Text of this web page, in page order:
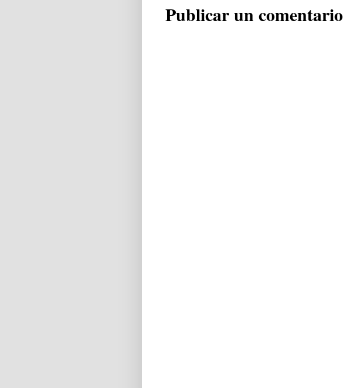
Publicar un comentario